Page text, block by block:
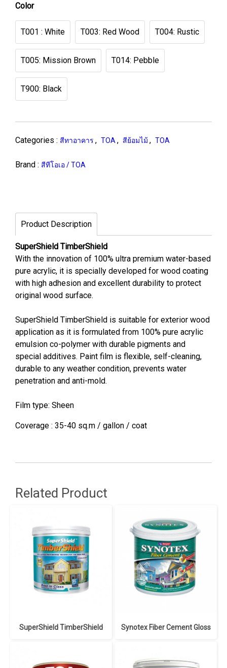
Color
T001 : White T003: Red Wood T004: Rustic
T005: Mission Brown T014: Pebble
T900: Black
Categories : สีทาอาคาร , TOA , สีย้อมไม้ , TOA
Brand : สีทีโอเอ / TOA
Product Description
SuperShield TimberShield
With the innovation of 100% ultra premium water-based
pure acrylic, it is specially developed for wood coating
with high adhesion and excellent durability to protect
original wood surface.
SuperShield TimberShield is suitable for exterior wood
application as it is formulated from 100% pure acrylic
emulsion co-polymer with durable pigments and
special additives. Paint film is flexible, self-cleaning,
durable to any weather condition, prevents water
penetration and anti-mold.
Film type: Sheen
Coverage : 35-40 sq.m / gallon / coat
Related Product
SuperShield TimberShield Synotex Fiber Cement Gloss